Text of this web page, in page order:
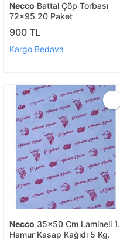
Necco Battal Çöp Torbası
72x95 20 Paket
900 TL
Kargo Bedava
Necco 35x50 Cm Lamineli 1.
Hamur Kasap Kağıdı 5 Kg.